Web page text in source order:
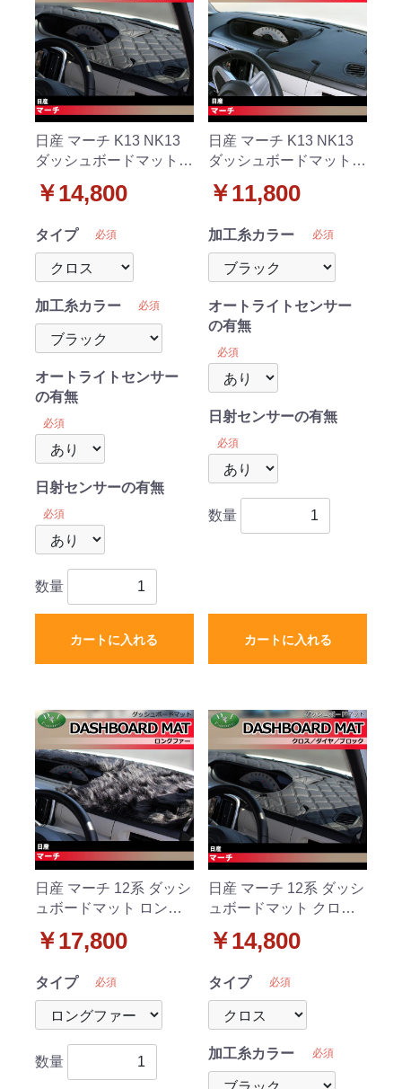
日産 マーチ K13 NK13
ダッシュボードマット
受注生産
￥14,800
タイプ 必須
加工糸カラー 必須
オートライトセンサー
の有無
必須
日射センサーの有無
必須
数量
カートに入れる
日産 マーチ K13 NK13
ダッシュボードマット
￥11,800
加工糸カラー 必須
オートライトセンサー
の有無
必須
日射センサーの有無
必須
数量
カートに入れる
日産 マーチ 12系 ダッシ
ュボードマット ロング
生産
￥17,800
タイプ 必須
数量
日産 マーチ 12系 ダッシ
ュボードマット クロス/
産
￥14,800
タイプ 必須
加工糸カラー 必須